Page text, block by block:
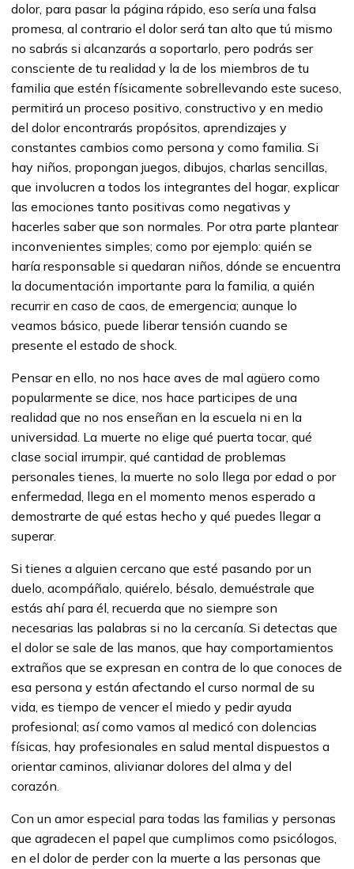
dolor, para pasar la página rápido, eso sería una falsa
promesa, al contrario el dolor será tan alto que tú mismo
no sabrás si alcanzarás a soportarlo, pero podrás ser
consciente de tu realidad y la de los miembros de tu
familia que estén físicamente sobrellevando este suceso,
permitirá un proceso positivo, constructivo y en medio
del dolor encontrarás propósitos, aprendizajes y
constantes cambios como persona y como familia. Si
hay niños, propongan juegos, dibujos, charlas sencillas,
que involucren a todos los integrantes del hogar, explicar
las emociones tanto positivas como negativas y
hacerles saber que son normales. Por otra parte plantear
inconvenientes simples; como por ejemplo: quién se
haría responsable si quedaran niños, dónde se encuentra
la documentación importante para la familia, a quién
recurrir en caso de caos, de emergencia; aunque lo
veamos básico, puede liberar tensión cuando se
presente el estado de shock.
Pensar en ello, no nos hace aves de mal agüero como
popularmente se dice, nos hace participes de una
realidad que no nos enseñan en la escuela ni en la
universidad. La muerte no elige qué puerta tocar, qué
clase social irrumpir, qué cantidad de problemas
personales tienes, la muerte no solo llega por edad o por
enfermedad, llega en el momento menos esperado a
demostrarte de qué estas hecho y qué puedes llegar a
superar.
Si tienes a alguien cercano que esté pasando por un
duelo, acompáñalo, quiérelo, bésalo, demuéstrale que
estás ahí para él, recuerda que no siempre son
necesarias las palabras si no la cercanía. Si detectas que
el dolor se sale de las manos, que hay comportamientos
extraños que se expresan en contra de lo que conoces de
esa persona y están afectando el curso normal de su
vida, es tiempo de vencer el miedo y pedir ayuda
profesional; así como vamos al medicó con dolencias
físicas, hay profesionales en salud mental dispuestos a
orientar caminos, alivianar dolores del alma y del
corazón.
Con un amor especial para todas las familias y personas
que agradecen el papel que cumplimos como psicólogos,
en el dolor de perder con la muerte a las personas que